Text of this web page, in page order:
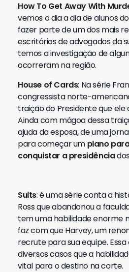
How To Get Away With
vemos o dia a dia de alunos
fazer parte de um dos mais
escritórios de advogados da
temos a investigação de
ocorreram na região.
House of Cards: Na série
congressista norte-
traição do Presidente que ele
Ainda com mágoa dessa
ajuda da esposa, de uma
para começar um plano
conquistar a presidência
Suits: é uma série conta a
Ross que abandonou a
tem uma habilidade enorme
faz com que Harvey, um
recrute para sua equipe.
diversos casos que a
vital para o destino na corte.